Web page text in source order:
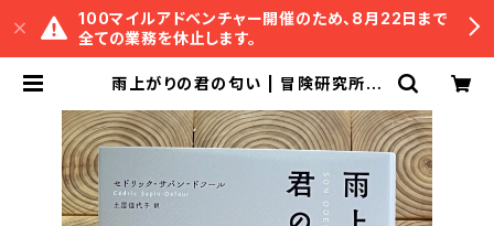
100マイルアドベンチャー開催のため、8月22日まで
全ての業務を休止します。
雨上がりの君の匂い | 冒険研究所書